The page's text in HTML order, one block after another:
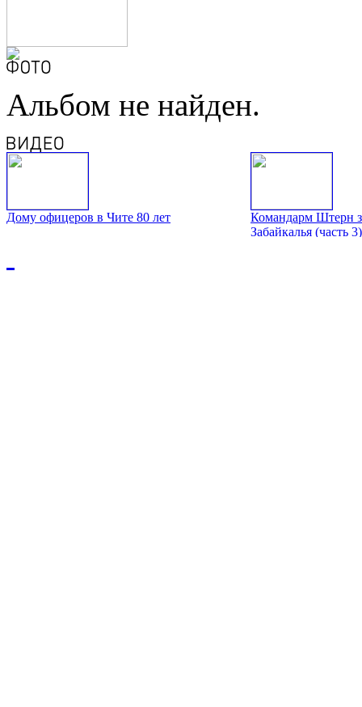
Альбом не найден.
Дому офицеров в Чите 80 лет
Командарм Штерн
Забайкалья (часть 3)